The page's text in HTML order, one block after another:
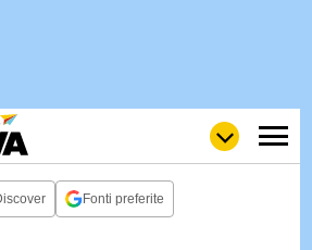
Fonti preferite